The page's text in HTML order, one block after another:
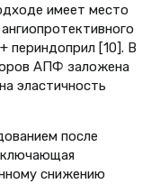
имеет место
периндоприл [10]. В
АПФ заложена
эластичность
после
снижению